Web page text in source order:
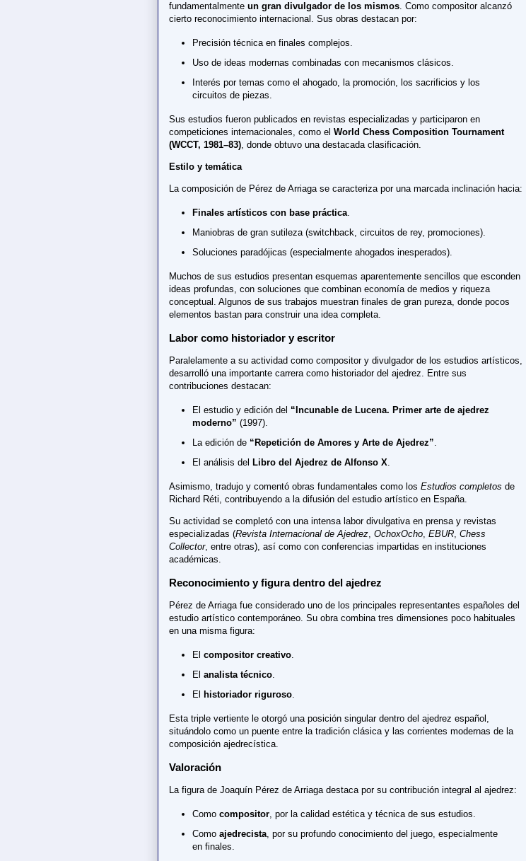
fundamentalmente un gran divulgador de los mismos. Como compositor alcanzó
cierto reconocimiento internacional. Sus obras destacan por:
Precisión técnica en finales complejos.
Uso de ideas modernas combinadas con mecanismos clásicos.
Interés por temas como el ahogado, la promoción, los sacrificios y los
circuitos de piezas.
Sus estudios fueron publicados en revistas especializadas y participaron en
competiciones internacionales, como el World Chess Composition Tournament
(WCCT, 1981–83), donde obtuvo una destacada clasificación.
Estilo y temática
La composición de Pérez de Arriaga se caracteriza por una marcada inclinación hacia:
Finales artísticos con base práctica.
Maniobras de gran sutileza (switchback, circuitos de rey, promociones).
Soluciones paradójicas (especialmente ahogados inesperados).
Muchos de sus estudios presentan esquemas aparentemente sencillos que esconden
ideas profundas, con soluciones que combinan economía de medios y riqueza
conceptual. Algunos de sus trabajos muestran finales de gran pureza, donde pocos
elementos bastan para construir una idea completa.
Labor como historiador y escritor
Paralelamente a su actividad como compositor y divulgador de los estudios artísticos,
desarrolló una importante carrera como historiador del ajedrez. Entre sus
contribuciones destacan:
El estudio y edición del “Incunable de Lucena. Primer arte de ajedrez
moderno” (1997).
La edición de “Repetición de Amores y Arte de Ajedrez”.
El análisis del Libro del Ajedrez de Alfonso X
Asimismo, tradujo y comentó obras fundamentales como los Estudios completos de
Richard Réti, contribuyendo a la difusión del estudio artístico en España.
Su actividad se completó con una intensa labor divulgativa en prensa y revistas
especializadas (Revista Internacional de Ajedrez, OchoxOcho, EBUR, Chess
Collector, entre otras), así como con conferencias impartidas en instituciones
académicas.
Reconocimiento y figura dentro del ajedrez
Pérez de Arriaga fue considerado uno de los principales representantes españoles del
estudio artístico contemporáneo. Su obra combina tres dimensiones poco habituales
en una misma figura:
El compositor creativo.
El analista técnico.
El
historiador riguroso.
Esta triple vertiente le otorgó una posición singular dentro del ajedrez español,
situándolo como un puente entre la tradición clásica y las corrientes modernas de la
composición ajedrecística.
Valoración
La figura de Joaquín Pérez de Arriaga destaca por su contribución integral al ajedrez:
Como compositor, por la calidad estética y técnica de sus estudios.
Como ajedrecista, por su profundo conocimiento del juego, especialmente
en finales.